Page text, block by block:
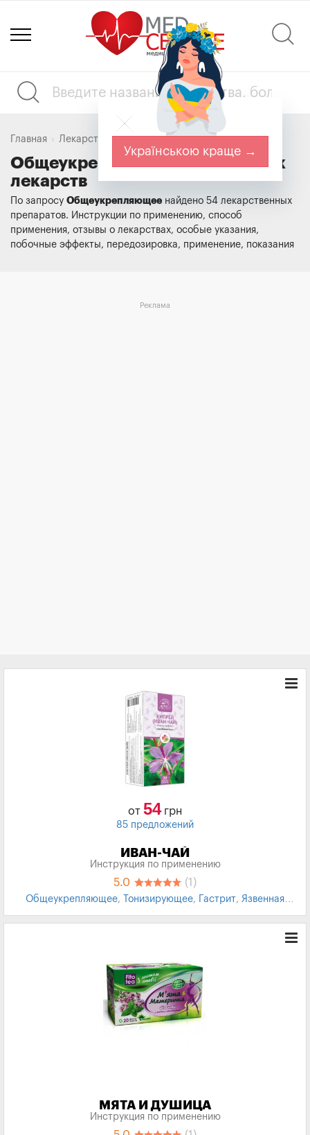
Главная Лекарства
Общеукрепляющее. Справочник
лекарств
По запросу Общеукрепляющее найдено 54 лекарственных
препаратов. Инструкции по применению, способ
применения, отзывы о лекарствах, особые указания,
побочные эффекты, передозировка, применение, показания
Реклама
от 54грн
85 предложений
ИВАН-ЧАЙ
Инструкция по применению
5.0 (1)
Общеукрепляющее, Тонизирующее, Гастрит, Язвенная
МЯТА И ДУШИЦА
Инструкция по применению
Українською краще →